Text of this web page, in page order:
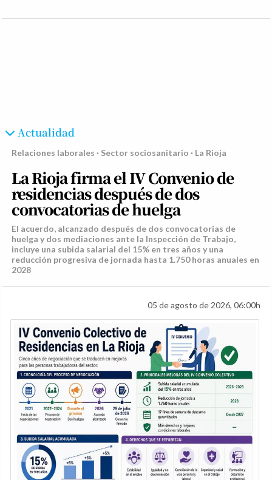
Actualidad
Relaciones laborales · Sector sociosanitario · La Rioja
La Rioja firma el IV Convenio de
residencias después de dos
convocatorias de huelga
El acuerdo, alcanzado después de dos convocatorias de
huelga y dos mediaciones ante la Inspección de Trabajo,
incluye una subida salarial del 15% en tres años y una
reducción progresiva de jornada hasta 1.750 horas anuales en
2028
05 de agosto de 2026, 06:00h